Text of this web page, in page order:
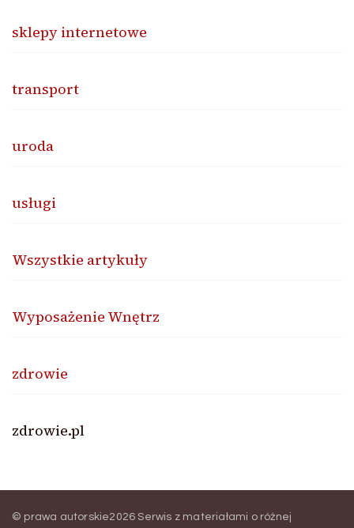
sklepy internetowe
transport
uroda
usługi
Wszystkie artykuły
Wyposażenie Wnętrz
zdrowie
zdrowie.pl
© prawa autorskie2026Serwis z materiałami o różnej